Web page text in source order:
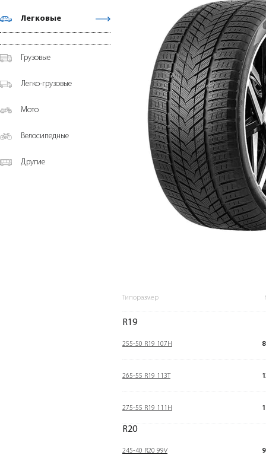
Легковые
Грузовые
Легко-грузовые
Мото
Велосипедные
Другие
Типоразмер
R19
255-50 R19 107H
265-55 R19 113T
275-55 R19 111H
R20
245-40 R20 99V